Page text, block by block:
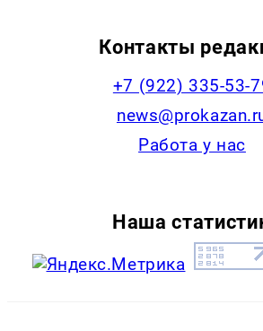
Контакты
+7 (922) 335-53-
Работа у нас
Наша